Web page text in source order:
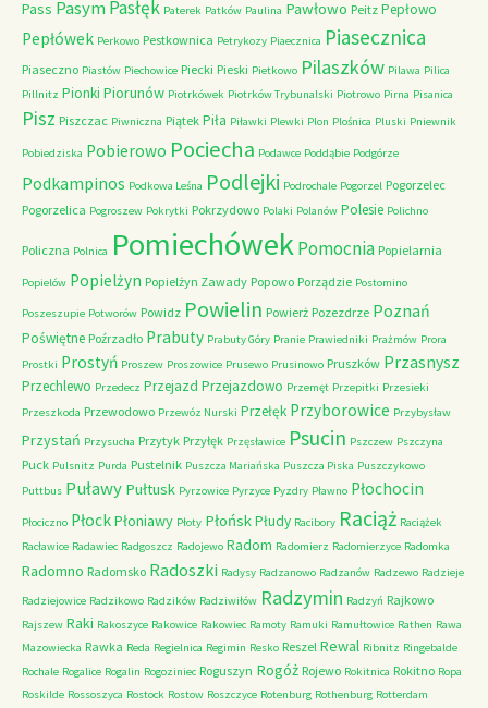
Pass PasymPasłęk Paterek Patków Paulina Pawłowo Peitz Pepłowo
Pepłówek Perkowo Pestkownica Petrykozy Piaecznica Piasecznica
Piaseczno Piastów Piechowice Piecki Pieski Pietkowo Pilaszków Pilawa Pilica
Pillnitz Pionki Piorunów Piotrkówek Piotrków Trybunalski Piotrowo Pirna Pisanica
Pisz Piszczac Piwniczna Piątek Piła Piławki Plewki Plon Plośnica Pluski Pniewnik
Pobiedziska Pobierowo Pociecha Podawce Poddąbie Podgórze
Podkampinos Podkowa Leśna Podlejki Podrochale Pogorzel Pogorzelec
Pogorzelica Pogroszew Pokrytki Pokrzydowo Polaki Polanów Polesie Polichno
Policzna Polnica PomiechówekPomocnia Popielarnia
Popielów Popielżyn Popielżyn Zawady Popowo Porządzie Postomino
Poszeszupie Potworów Powidz Powielin Powierż Pozezdrze Poznań
Poświętne Poźrzadło Prabuty Prabuty Góry Pranie Prawiedniki Prażmów Prora
Prostki Prostyń Proszew Proszowice Prusewo Prusinowo Pruszków Przasnysz
Przechlewo Przedecz Przejazd Przejazdowo Przemęt Przepitki Przesieki
Przeszkoda Przewodowo Przewóz Nurski Przełęk Przyborowice Przybysław
Przystań Przysucha Przytyk Przyłęk Przęsławice Psucin Pszczew Pszczyna
Puck Pulsnitz Purda Pustelnik Puszcza Mariańska Puszcza Piska Puszczykowo
Puttbus Puławy Pułtusk Pyrzowice Pyrzyce Pyzdry Pławno Płochocin
Płociczno PłockPłoniawy Płoty PłońskPłudy Racibory Raciąż Raciążek
Racławice Radawiec Radgoszcz Radojewo Radom Radomierz Radomierzyce Radomka
Radomno Radomsko Radoszki Radysy Radzanowo Radzanów Radzewo Radzieje
Radziejowice Radzikowo Radzików Radziwiłów Radzymin Radzyń Rajkowo
Rajszew Raki Rakoszyce Rakowice Rakowiec Ramoty Ramuki Ramułtowice Rathen Rawa
Mazowiecka Rawka Reda Regielnica Regimin Resko Reszel Rewal Ribnitz Ringebalde
Rochale Rogalice Rogalin Rogoziniec Roguszyn Rogóż Rojewo Rokitnica Rokitno Ropa
Roskilde Rossoszyca Rostock Rostow Roszczyce Rotenburg Rothenburg Rotterdam